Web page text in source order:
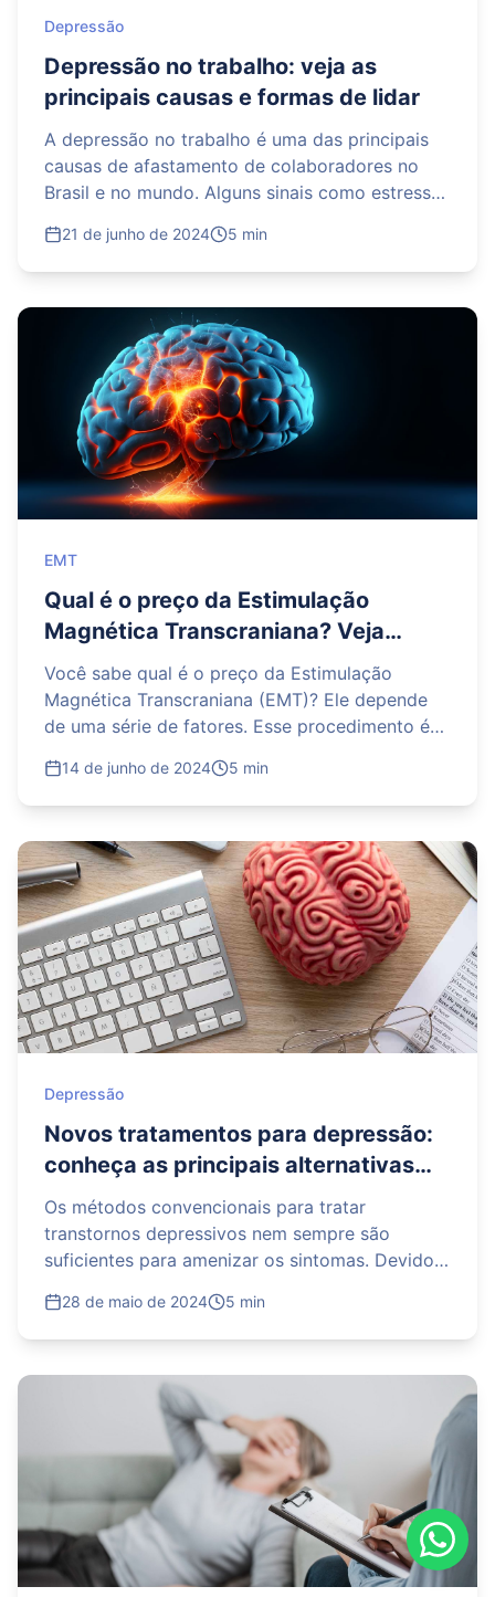
Depressão
Depressão no trabalho: veja as
principais causas e formas de lidar
A depressão no trabalho é uma das principais
causas de afastamento de colaboradores no
Brasil e no mundo. Alguns sinais como estresse
21 de junho de 2024 5 min
EMT
Qual é o preço da Estimulação
Magnética Transcraniana? Veja
detalhes sobre esse tratamento
Você sabe qual é o preço da Estimulação
Magnética Transcraniana (EMT)? Ele depende
de uma série de fatores. Esse procedimento é
especial pa
14 de junho de 2024 5 min
Depressão
Novos tratamentos para depressão:
conheça as principais alternativas
aos métodos convencionais
Os métodos convencionais para tratar
transtornos depressivos nem sempre são
suficientes para amenizar os sintomas. Devido a
surgiram novos tr
28 de maio de 2024 5 min